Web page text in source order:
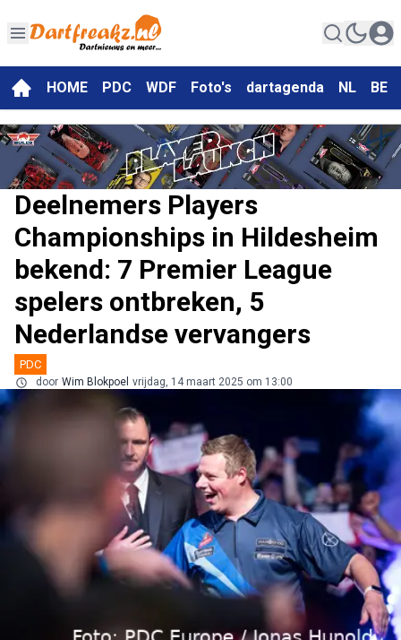
HOME PDC WDF Foto's dartagenda NL BE
Deelnemers Players
Championships in Hildesheim
bekend: 7 Premier League
spelers ontbreken, 5
Nederlandse vervangers
PDC
door Wim Blokpoel vrijdag, 14 maart 2025 om 13:00